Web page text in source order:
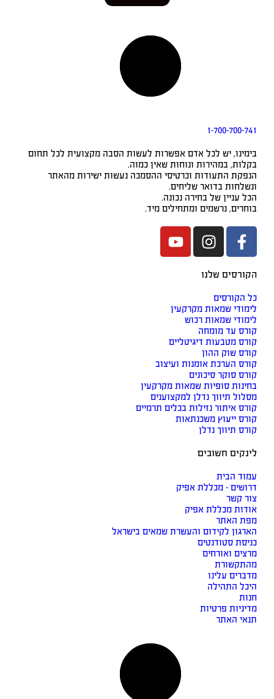
1-700-
יש לכל אדם אפשרות לעשות הסבה מקצועית לכל תחום
במהירות ונוחות שאין כמוה.
התעודות וכרטיסי ההסמכה נעשות ישירות מהאתר
בדואר שליחים.
של בחירה נכונה.
נרשמים ומתחילים מיד.
שלנו
שמאות מקרקעין
שמאות רכוש
מומחה
דיגיטליים
ההון
אומנות ועיצוב
סיכונים
סופיות שמאות מקרקעין
נדלן למקצוענים
נזילות בכלים תרמיים
משכנתאות
נדלן
חשובים
- מכללת אפיק
מכללת אפיק
לקידום והעשרת שמאים בישראל
עלינו
פרטיות